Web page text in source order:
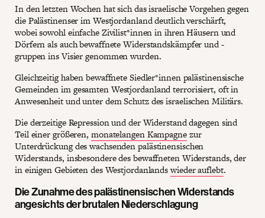
In den letzten Wochen hat sich das israelische Vorgehen gegen
die Palästinenser im Westjordanland deutlich verschärft,
wobei sowohl einfache Zivilist*innen in ihren Häusern und
Dörfern als auch bewaffnete Widerstandskämpfer und -
gruppen ins Visier genommen wurden.
Gleichzeitig haben bewaffnete Siedler*innen palästinensische
Gemeinden im gesamten Westjordanland terrorisiert, oft in
Anwesenheit und unter dem Schutz des israelischen Militärs.
Die derzeitige Repression und der Widerstand dagegen sind
Teil einer größeren, monatelangen Kampagnezur
Unterdrückung des wachsenden palästinensischen
Widerstands, insbesondere des bewaffneten Widerstands, der
in einigen Gebieten des Westjordanlandswieder auflebt.
Die Zunahme des palästinensischen Widerstands
angesichts der brutalen Niederschlagung